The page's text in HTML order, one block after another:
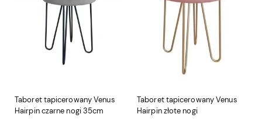
Taboret tapicerowany Venus
Hairpin czarne nogi 35cm
Taboret tapicerowany Venus
Hairpin złote nogi